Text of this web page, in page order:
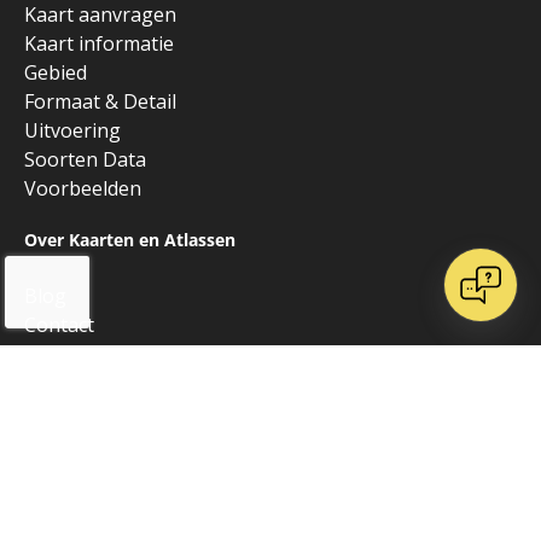
Kaart aanvragen
Kaart informatie
Gebied
Formaat & Detail
Uitvoering
Soorten Data
Voorbeelden
Over Kaarten en Atlassen
Contact
Over ons